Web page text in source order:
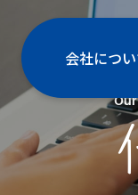
会社につ